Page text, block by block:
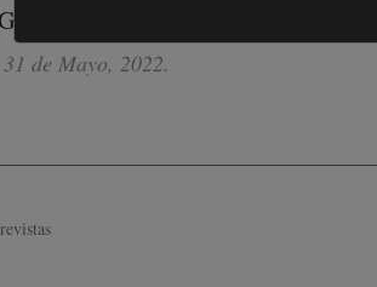
Speranza...
31 de Mayo, 2022.